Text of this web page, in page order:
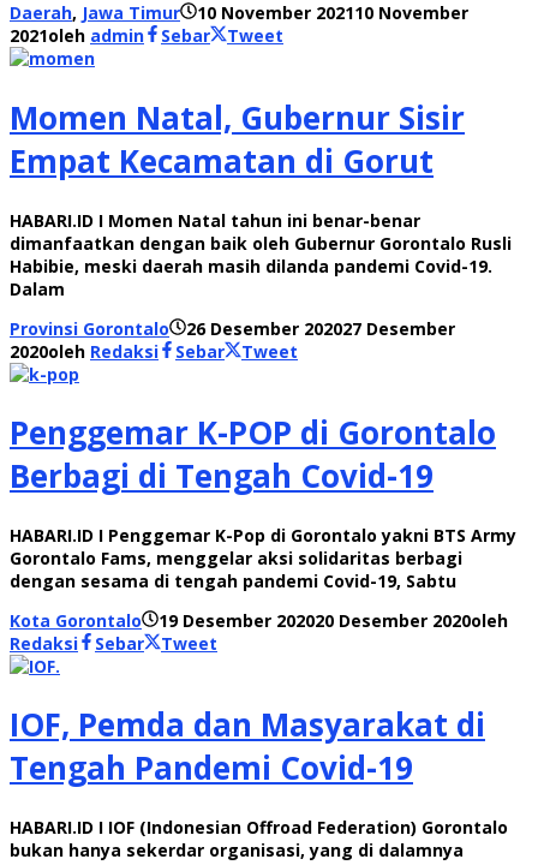
Daerah, Jawa Timur 10 November 202110 November
2021oleh admin Sebar Tweet
Momen Natal, Gubernur Sisir
Empat Kecamatan di Gorut
HABARI.ID I Momen Natal tahun ini benar-benar
dimanfaatkan dengan baik oleh Gubernur Gorontalo Rusli
Habibie, meski daerah masih dilanda pandemi Covid-19.
Dalam
Provinsi Gorontalo
26 Desember 202027 Desember
2020oleh Redaksi Sebar Tweet
Penggemar K-POP di Gorontalo
Berbagi di Tengah Covid-19
HABARI.ID I Penggemar K-Pop di Gorontalo yakni BTS Army
Gorontalo Fams, menggelar aksi solidaritas berbagi
dengan sesama di tengah pandemi Covid-19, Sabtu
Kota Gorontalo
19 Desember 202020 Desember 2020oleh
Redaksi
Sebar Tweet
IOF, Pemda dan Masyarakat di
Tengah Pandemi Covid-19
HABARI.ID I IOF (Indonesian Offroad Federation) Gorontalo
bukan hanya sekerdar organisasi, yang di dalamnya